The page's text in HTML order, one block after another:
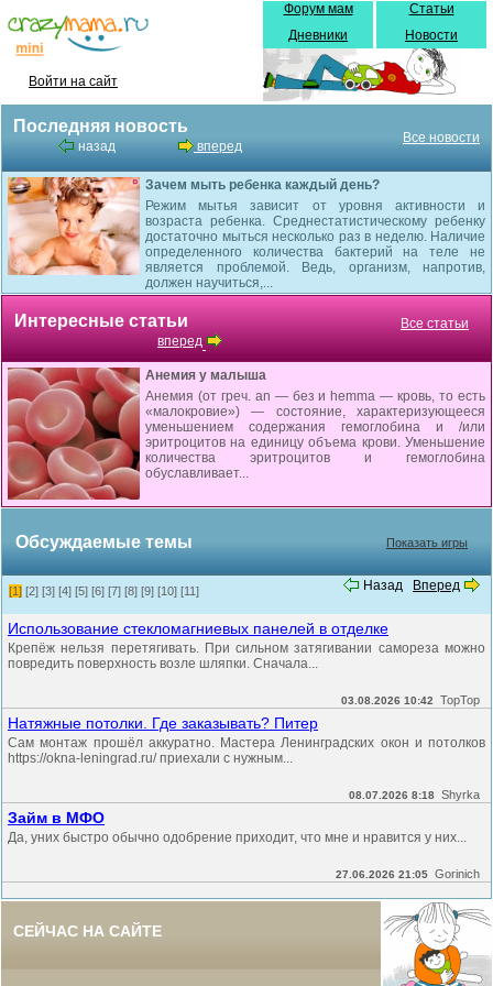
Войти на сайт
Форум мам
Дневники
Статьи
Новости
Последняя новость
назад вперед
Все новости
Зачем мыть ребенка каждый день?
Режим мытья зависит от уровня активности и
возраста ребенка. Среднестатистическому ребенку
достаточно мыться несколько раз в неделю. Наличие
определенного количества бактерий на теле не
является проблемой. Ведь, организм, напротив,
должен научиться,...
Интересные статьи
вперед
Все статьи
Анемия у малыша
Анемия (от греч. an — без и hemma — кровь, то есть
«малокровие») — состояние, характеризующееся
умень­шением содержания гемоглобина и /или
эритроцитов на единицу объема крови. Уменьшение
количества эритроцитов и гемоглобина
обуславливает...
Обсуждаемые темы Показать игры
Назад Вперед
[1] [2] [3] [4] [5] [6] [7] [8] [9] [10] [11]
Использование стекломагниевых панелей в отделке
Крепёж нельзя перетягивать. При сильном затягивании самореза можно
повредить поверхность возле шляпки. Сначала...
03.08.2026 10:42 TopTop
Натяжные потолки. Где заказывать? Питер
Сам монтаж прошёл аккуратно. Мастера Ленинградских окон и потолков
https://okna-leningrad.ru/ приехали с нужным...
08.07.2026 8:18 Shyrka
Займ в МФО
Да, уних быстро обычно одобрение приходит, что мне и нравится у них...
27.06.2026 21:05 Gorinich
СЕЙЧАС НА САЙТЕ